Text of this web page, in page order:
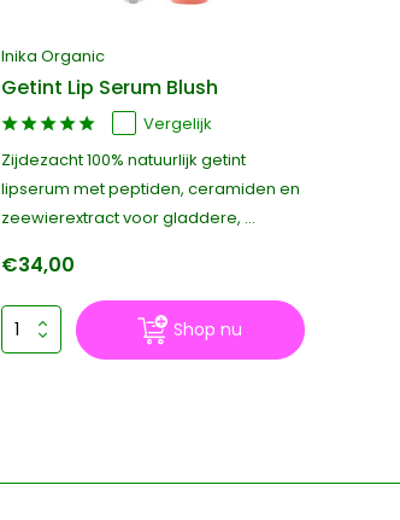
Inika Organic
Getint Lip Serum Blush
Vergelijk
Zijdezacht 100% natuurlijk getint
lipserum met peptiden, ceramiden en
zeewierextract voor gladdere, ...
€34,00
Shop nu